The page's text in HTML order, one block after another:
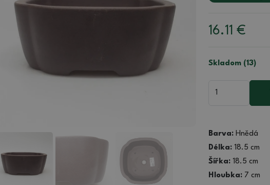
16.11 €
Skladom (13)
Barva: Hnědá
Délka: 18.5 cm
Šířka: 18.5 cm
Hloubka: 7 cm